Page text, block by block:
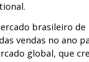
brasileiro
vendas no ano
global, que